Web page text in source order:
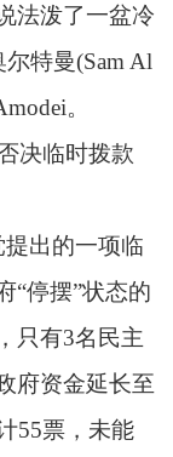
法泼了一盆冷
特曼(Sam Al
。
决临时拨款
出的一项临
“停摆”状态的
只有3名民主
府资金延长至
55票，未能